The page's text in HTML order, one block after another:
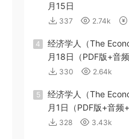
月15日
337 2.74k
4
经济学人（The
月18日（PDF版+音
330 2.64k
5
经济学人（The
月1日（PDF版+音频
328 3.43k